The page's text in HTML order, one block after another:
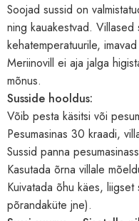
Soojad sussid on
ning kauakestvad.
kehatemperatuurile,
Meriinovill ei aja jalga
mõnus.
Susside hooldus:
Võib pesta käsitsi või
Pesumasinas 30 kraadi,
Sussid panna
Kasutada õrna villale
Kuivatada õhu käes,
põrandaküte jne).